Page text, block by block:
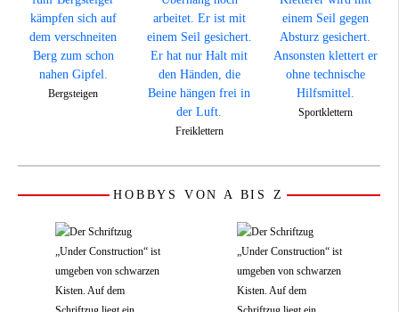
Bergsteigen
Freiklettern
Sportklettern
HOBBYS VON A BIS Z